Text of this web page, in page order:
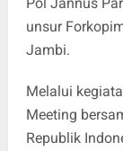
unsur
Jambi.
Melalui
Meeting
Republik